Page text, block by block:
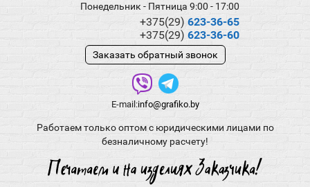
Понедельник - Пятница 9:00 - 17:00
+375(29) 623-36-65
+375(29) 623-36-60
Заказать обратный звонок
E-mail:info@grafiko.by
Работаем только оптом с юридическими лицами по
безналичному расчету!